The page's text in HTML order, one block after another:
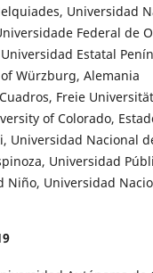
Universidad
Federal de
Estatal
Würzburg, Alemania
Freie
of Colorado,
Universidad Nacional
Universidad
Niño, Universidad